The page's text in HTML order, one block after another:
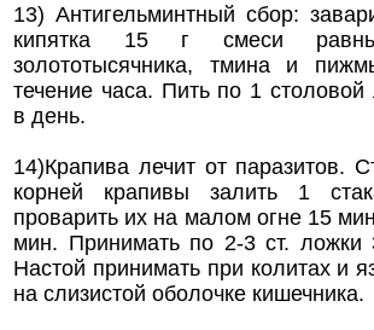
13) Антигельминтный сбор:
кипятка 15 г смеси
золототысячника, тмина и
течение часа. Пить по 1
в день.
14)Крапива лечит от паразитов.
корней крапивы залить 1
проварить их на малом огне 15
мин. Принимать по 2-3 ст. ложки
Настой принимать при колитах и
на слизистой оболочке кишечника.